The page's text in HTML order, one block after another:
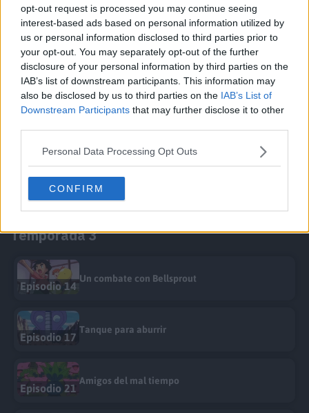
opt-out request is processed you may continue seeing
interest-based ads based on personal information utilized by
us or personal information disclosed to third parties prior to
your opt-out. You may separately opt-out of the further
disclosure of your personal information by third parties on the
IAB’s list of downstream participants. This information may
also be disclosed by us to third parties on the IAB’s List of
Downstream Participants that may further disclose it to other
Personal Data Processing Opt Outs
CONFIRM
Episodio 23
Destinados a tener problemas
Episodio 25
La guerra de los Pokémon de Agua
La espora paralizadora
Episodio 32
¡Vivan los Lapras!
Temporada 3
Episodio 14
Un combate con Bellsprout
Episodio 17
Tanque para aburrir
Episodio 21
Amigos del mal tiempo